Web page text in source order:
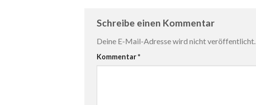
Schreibe einen Kommentar
Deine E-Mail-Adresse wird nicht veröffentlicht.
Kommentar*